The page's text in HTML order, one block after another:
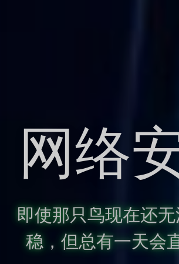
网络
即使那只鸟现在还
稳，但总有一天会